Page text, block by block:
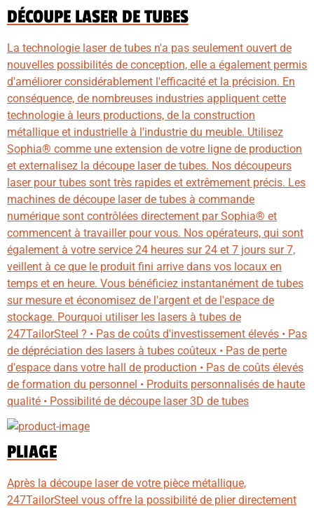
DÉCOUPE LASER DE TUBES
La technologie laser de tubes n'a pas seulement ouvert de
nouvelles possibilités de conception, elle a également permis
d'améliorer considérablement l'efficacité et la précision. En
conséquence, de nombreuses industries appliquent cette
technologie à leurs productions, de la construction
métallique et industrielle à l'industrie du meuble. Utilisez
Sophia® comme une extension de votre ligne de production
et externalisez la découpe laser de tubes. Nos découpeurs
laser pour tubes sont très rapides et extrêmement précis. Les
machines de découpe laser de tubes à commande
numérique sont contrôlées directement par Sophia® et
commencent à travailler pour vous. Nos opérateurs, qui sont
également à votre service 24 heures sur 24 et 7 jours sur 7,
veillent à ce que le produit fini arrive dans vos locaux en
temps et en heure. Vous bénéficiez instantanément de tubes
sur mesure et économisez de l'argent et de l'espace de
stockage. Pourquoi utiliser les lasers à tubes de
247TailorSteel ? • Pas de coûts d'investissement élevés • Pas
de dépréciation des lasers à tubes coûteux • Pas de perte
d'espace dans votre hall de production • Pas de coûts élevés
de formation du personnel • Produits personnalisés de haute
qualité • Possibilité de découpe laser 3D de tubes
PLIAGE
Après la découpe laser de votre pièce métallique,
247TailorSteel vous offre la possibilité de plier directement